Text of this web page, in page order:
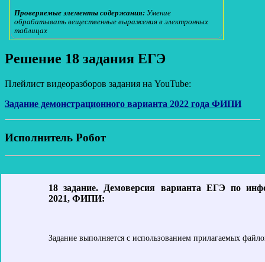
Проверяемые элементы содержания: Умение
обрабатывать вещественные выражения в электронных
таблицах
Решение 18 задания ЕГЭ
Плейлист видеоразборов задания на YouTube:
Задание демонстрационного варианта 2022 года ФИПИ
Исполнитель Робот
18 задание. Демоверсия варианта ЕГЭ по
2021, ФИПИ:
Задание выполняется с использованием прилагаемых